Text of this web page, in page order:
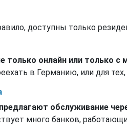
доступны только
онлайн или только
в Германию, или для
обслуживание
много банков,